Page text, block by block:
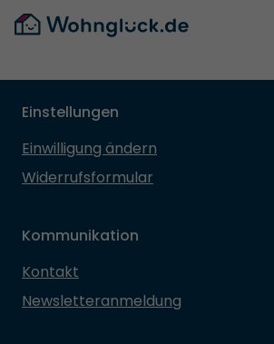
Einstellungen
Einwilligung ändern
Widerrufsformular
Kommunikation
Kontakt
Newsletteranmeldung